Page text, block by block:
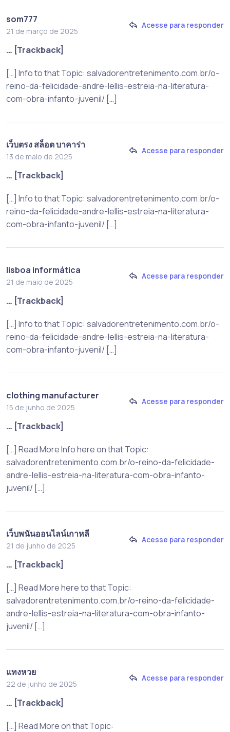
som777
21 de março de 2025
Acesse para responder
… [Trackback]
[…] Info to that Topic: salvadorentretenimento.com.br/o-
reino-da-felicidade-andre-lellis-estreia-na-literatura-
com-obra-infanto-juvenil/ […]
เว็บตรง สล็อต บาคาร่า
13 de maio de 2025
Acesse para responder
… [Trackback]
[…] Info to that Topic: salvadorentretenimento.com.br/o-
reino-da-felicidade-andre-lellis-estreia-na-literatura-
com-obra-infanto-juvenil/ […]
lisboa informática
21 de maio de 2025
Acesse para responder
… [Trackback]
[…] Info to that Topic: salvadorentretenimento.com.br/o-
reino-da-felicidade-andre-lellis-estreia-na-literatura-
com-obra-infanto-juvenil/ […]
clothing manufacturer
15 de junho de 2025
Acesse para responder
… [Trackback]
[…] Read More Info here on that Topic:
salvadorentretenimento.com.br/o-reino-da-felicidade-
andre-lellis-estreia-na-literatura-com-obra-infanto-
juvenil/ […]
เว็บพนันออนไลน์เกาหลี
21 de junho de 2025
Acesse para responder
… [Trackback]
[…] Read More here to that Topic:
salvadorentretenimento.com.br/o-reino-da-felicidade-
andre-lellis-estreia-na-literatura-com-obra-infanto-
juvenil/ […]
แทงหวย
22 de junho de 2025
Acesse para responder
… [Trackback]
[…] Read More on that Topic: